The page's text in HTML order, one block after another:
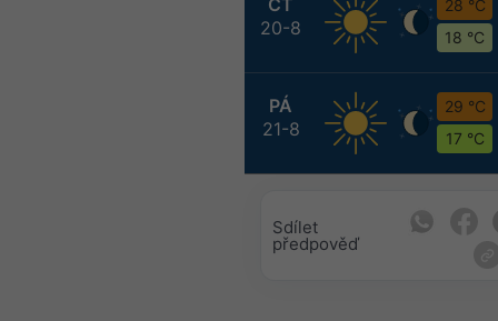
ČT
20-8
28 °C
18 °C
PÁ
21-8
29 °C
17 °C
Sdílet
předpověď